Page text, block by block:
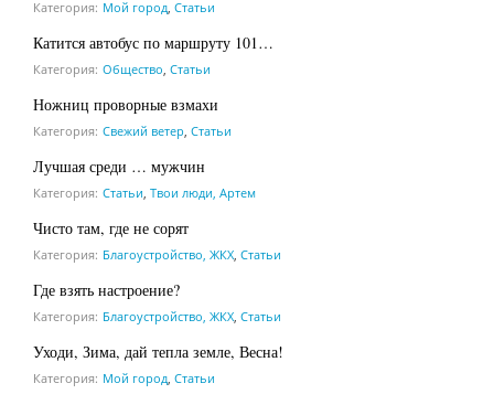
Категория: Мой город, Статьи
Катится автобус по маршруту 101…
Категория: Общество, Статьи
Ножниц проворные взмахи
Категория: Свежий ветер, Статьи
Лучшая среди … мужчин
Категория: Статьи, Твои люди, Артем
Чисто там, где не сорят
Категория: Благоустройство, ЖКХ, Статьи
Где взять настроение?
Категория: Благоустройство, ЖКХ, Статьи
Уходи, Зима, дай тепла земле, Весна!
Категория: Мой город, Статьи